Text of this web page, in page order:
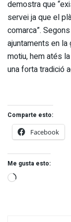
demostra que
servei ja que el
comarca”.
ajuntaments en
motiu, hem atés
una forta tradició
Comparte esto:
Facebook
Me gusta esto: